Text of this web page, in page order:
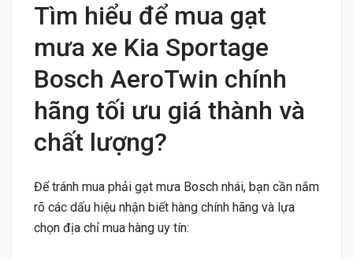
Tìm hiểu để mua gạt
mưa xe Kia Sportage
Bosch AeroTwin chính
hãng tối ưu giá thành và
chất lượng?
Để tránh mua phải gạt mưa Bosch nhái, bạn cần nắm
rõ các dấu hiệu nhận biết hàng chính hãng và lựa
chọn địa chỉ mua hàng uy tín: